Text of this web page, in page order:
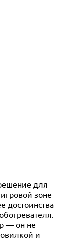
для
зоне
достоинства
— он не
и